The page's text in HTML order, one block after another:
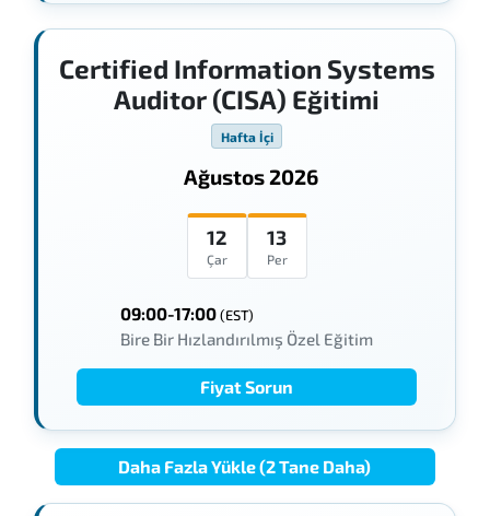
Certified Information Systems
Auditor (CISA) Eğitimi
Hafta İçi
Ağustos 2026
12
Çar
13
Per
09:00-17:00(EST)
Bire Bir Hızlandırılmış Özel Eğitim
Fiyat Sorun
Daha Fazla Yükle (2 Tane Daha)